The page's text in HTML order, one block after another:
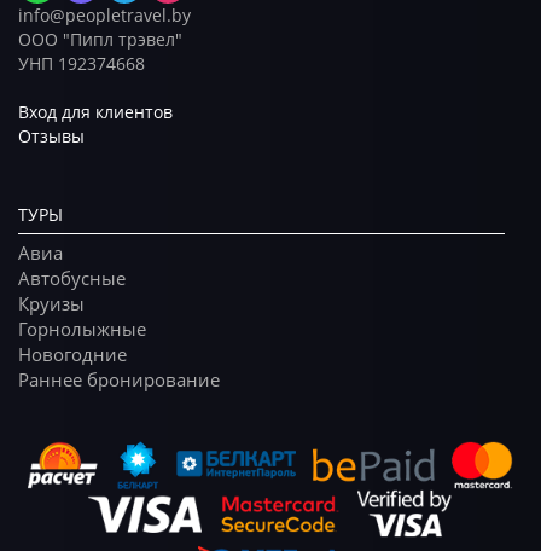
info@peopletravel.by
ООО "Пипл трэвел"
УНП 192374668
Вход для клиентов
Отзывы
ТУРЫ
Авиа
Автобусные
Круизы
Горнолыжные
Новогодние
Раннее бронирование